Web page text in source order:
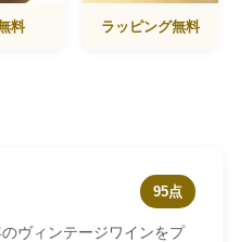
料 ラッピング無料
95点
ヴィンテージワインをプ